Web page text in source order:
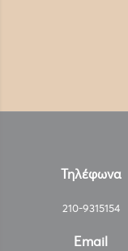
Τηλέφωνα
210-9315154
Email